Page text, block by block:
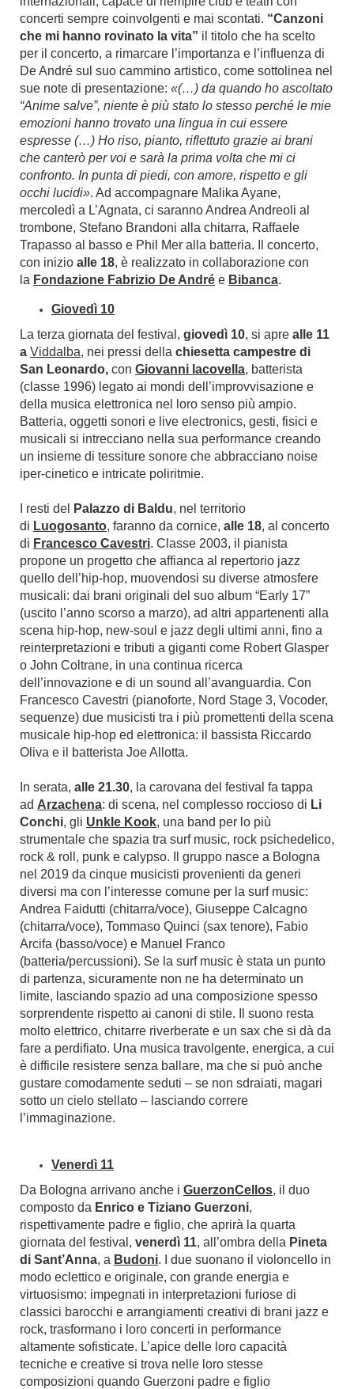
concerti sempre coinvolgenti e mai scontati. “Canzoni
che mi hanno rovinato la vita” il titolo che ha scelto
per il concerto, a rimarcare l’importanza e l’influenza di
De André sul suo cammino artistico, come sottolinea nel
sue note di presentazione: «(…) da quando ho ascoltato
“Anime salve”, niente è più stato lo stesso perché le mie
emozioni hanno trovato una lingua in cui essere
espresse (…) Ho riso, pianto, riflettuto grazie ai brani
che canterò per voi e sarà la prima volta che mi ci
confronto. In punta di piedi, con amore, rispetto e gli
occhi lucidi». Ad accompagnare Malika Ayane,
mercoledì a L’Agnata, ci saranno Andrea Andreoli al
trombone, Stefano Brandoni alla chitarra, Raffaele
Trapasso al basso e Phil Mer alla batteria. Il concerto,
con inizio alle 18, è realizzato in collaborazione con
la Fondazione Fabrizio De André e Bibanca.
Giovedì 10
La terza giornata del festival, giovedì 10, si apre alle 11
a Viddalba, nei pressi della chiesetta campestre di
San Leonardo, con Giovanni Iacovella, batterista
(classe 1996) legato ai mondi dell’improvvisazione e
della musica elettronica nel loro senso più ampio.
Batteria, oggetti sonori e live electronics, gesti, fisici e
musicali si intrecciano nella sua performance creando
un insieme di tessiture sonore che abbracciano noise
iper-cinetico e intricate poliritmie.
I resti del Palazzo di Baldu, nel territorio
di Luogosanto, faranno da cornice, alle 18, al concerto
di Francesco Cavestri. Classe 2003, il pianista
propone un progetto che affianca al repertorio jazz
quello dell’hip-hop, muovendosi su diverse atmosfere
musicali: dai brani originali del suo album “Early 17”
(uscito l’anno scorso a marzo), ad altri appartenenti alla
scena hip-hop, new-soul e jazz degli ultimi anni, fino a
reinterpretazioni e tributi a giganti come Robert Glasper
o John Coltrane, in una continua ricerca
dell’innovazione e di un sound all’avanguardia. Con
Francesco Cavestri (pianoforte, Nord Stage 3, Vocoder,
sequenze) due musicisti tra i più promettenti della scena
musicale hip-hop ed elettronica: il bassista Riccardo
Oliva e il batterista Joe Allotta.
In serata, alle 21.30, la carovana del festival fa tappa
ad Arzachena: di scena, nel complesso roccioso di Li
Conchi, gli Unkle Kook, una band per lo più
strumentale che spazia tra surf music, rock psichedelico,
rock & roll, punk e calypso. Il gruppo nasce a Bologna
nel 2019 da cinque musicisti provenienti da generi
diversi ma con l’interesse comune per la surf music:
Andrea Faidutti (chitarra/voce), Giuseppe Calcagno
(chitarra/voce), Tommaso Quinci (sax tenore), Fabio
Arcifa (basso/voce) e Manuel Franco
(batteria/percussioni). Se la surf music è stata un punto
di partenza, sicuramente non ne ha determinato un
limite, lasciando spazio ad una composizione spesso
sorprendente rispetto ai canoni di stile. Il suono resta
molto elettrico, chitarre riverberate e un sax che si dà da
fare a perdifiato. Una musica travolgente, energica, a cui
è difficile resistere senza ballare, ma che si può anche
gustare comodamente seduti – se non sdraiati, magari
sotto un cielo stellato – lasciando correre
l’immaginazione.
Venerdì 11
Da Bologna arrivano anche i GuerzonCellos, il duo
composto da Enrico e Tiziano Guerzoni,
rispettivamente padre e figlio, che aprirà la quarta
giornata del festival, venerdì 11, all’ombra della Pineta
di Sant’Anna, a Budoni. I due suonano il violoncello in
modo eclettico e originale, con grande energia e
virtuosismo: impegnati in interpretazioni furiose di
classici barocchi e arrangiamenti creativi di brani jazz e
rock, trasformano i loro concerti in performance
altamente sofisticate. L’apice delle loro capacità
tecniche e creative si trova nelle loro stesse
composizioni quando Guerzoni padre e figlio